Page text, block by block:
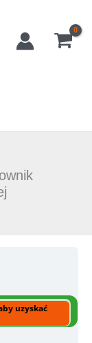
uzyskać